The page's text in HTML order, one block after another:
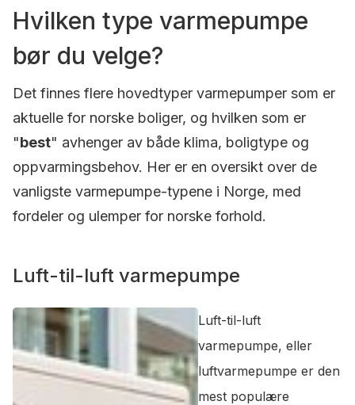
Hvilken type varmepumpe
bør du velge?
Det finnes flere hovedtyper varmepumper som er
aktuelle for norske boliger, og hvilken som er
"best" avhenger av både klima, boligtype og
oppvarmingsbehov. Her er en oversikt over de
vanligste varmepumpe-typene i Norge, med
fordeler og ulemper for norske forhold.
Luft-til-luft varmepumpe
Luft-til-luft
varmepumpe, eller
luftvarmepumpe er den
mest populære